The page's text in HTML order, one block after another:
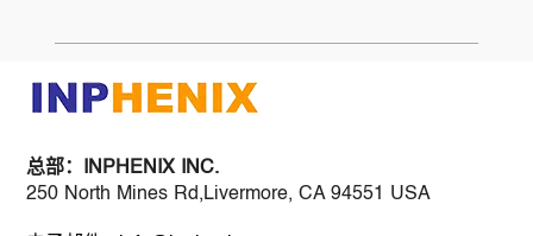
总部：
INPHENIX INC.
250 North Mines Rd,Livermore, CA 94551 USA